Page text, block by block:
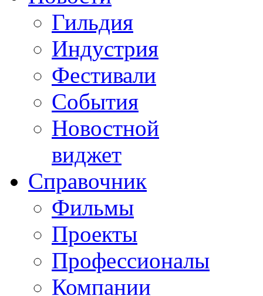
Гильдия
Индустрия
Фестивали
События
Новостной
виджет
Справочник
Фильмы
Проекты
Профессионалы
Компании